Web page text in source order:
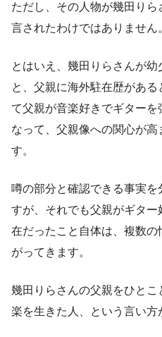
ただし、その人物が幾田り
言されたわけではありません
とはいえ、幾田りらさんが
と、父親に海外駐在歴があ
て父親が音楽好きでギター
なって、父親像への関心が
す。
噂の部分と確認できる事実
すが、それでも父親がギタ
在だったこと自体は、複数
がってきます。
幾田りらさんの父親をひと
楽を生きた人、という言い方